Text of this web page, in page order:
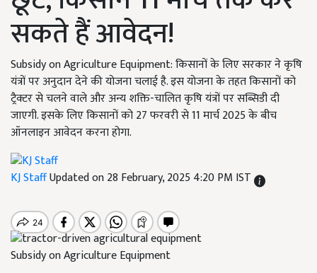
सकते हैं आवेदन!
Subsidy on Agriculture Equipment: किसानों के लिए सरकार ने कृषि
यंत्रों पर अनुदान देने की योजना चलाई है. इस योजना के तहत किसानों को
ट्रैक्टर से चलने वाले और अन्य शक्ति-चालित कृषि यंत्रों पर सब्सिडी दी
जाएगी. इसके लिए किसानों को 27 फरवरी से 11 मार्च 2025 के बीच
ऑनलाइन आवेदन करना होगा.
KJ StaffUpdated on 28 February, 2025 4:20 PM IST
Subsidy on Agriculture Equipment